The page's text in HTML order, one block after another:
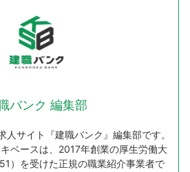
バンク 編集部
人サイト『建職バンク』編集部です。
ベースは、2017年創業の厚生労働大
）を受けた正規の職業紹介事業者で